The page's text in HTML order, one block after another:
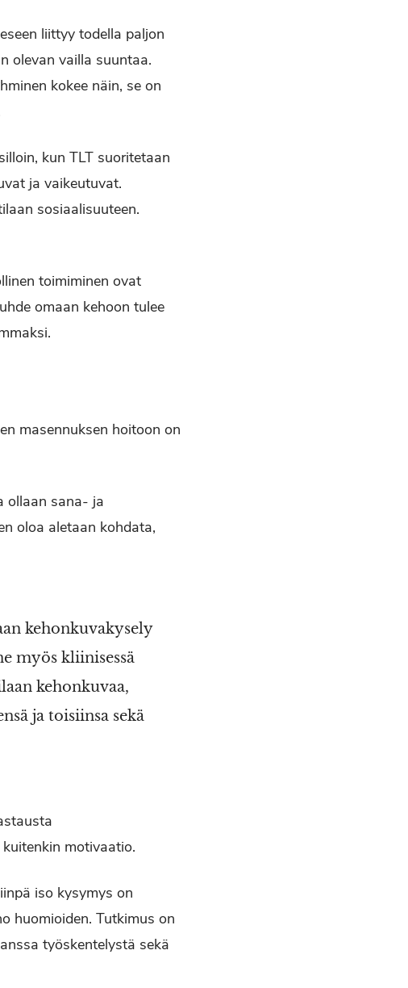
liittyy todella paljon
olevan vailla suuntaa.
kokee näin, se on
kun TLT suoritetaan
ja vaikeutuvat.
sosiaalisuuteen.
toimiminen ovat
omaan kehoon tulee
masennuksen hoitoon on
ollaan sana- ja
oloa aletaan kohdata,
kehonkuvakysely
myös kliinisessä
kehonkuvaa,
ja toisiinsa sekä
motivaatio.
iso kysymys on
huomioiden. Tutkimus on
työskentelystä sekä